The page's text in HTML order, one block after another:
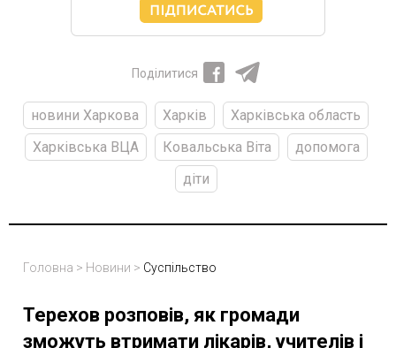
Поділитися
новини Харкова Харків
Харківська область
Харківська ВЦА
Ковальська Віта
допомога
діти
Головна > Новини > Суспільство
Терехов розповів, як громади
зможуть втримати лікарів, учителів і